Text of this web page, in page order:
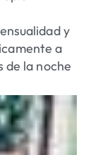
y
a
de la noche